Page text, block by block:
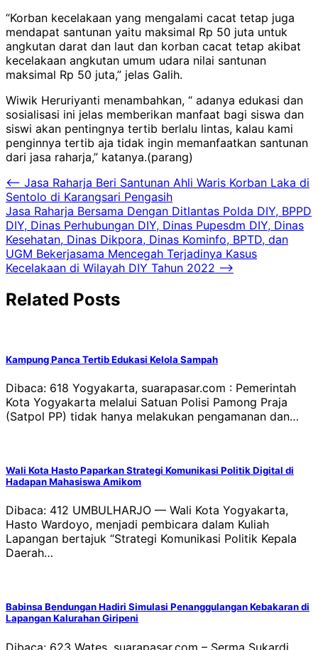
“Korban kecelakaan yang mengalami cacat tetap juga
mendapat santunan yaitu maksimal Rp 50 juta untuk
angkutan darat dan laut dan korban cacat tetap akibat
kecelakaan angkutan umum udara nilai santunan
maksimal Rp 50 juta,” jelas Galih.
Wiwik Heruriyanti menambahkan, “ adanya edukasi dan
sosialisasi ini jelas memberikan manfaat bagi siswa dan
siswi akan pentingnya tertib berlalu lintas, kalau kami
penginnya tertib aja tidak ingin memanfaatkan santunan
dari jasa raharja,” katanya.(parang)
Navigasi
pos
⟵ Jasa Raharja Beri Santunan Ahli Waris Korban Laka di
Sentolo di Karangsari Pengasih
Jasa Raharja Bersama Dengan Ditlantas Polda DIY, BPPD
DIY, Dinas Perhubungan DIY, Dinas Pupesdm DIY, Dinas
Kesehatan, Dinas Dikpora, Dinas Kominfo, BPTD, dan
UGM Bekerjasama Mencegah Terjadinya Kasus
Kecelakaan di Wilayah DIY Tahun 2022 ⟶
Related Posts
Kampung Panca Tertib Edukasi Kelola Sampah
Dibaca: 618 Yogyakarta, suarapasar.com : Pemerintah
Kota Yogyakarta melalui Satuan Polisi Pamong Praja
(Satpol PP) tidak hanya melakukan pengamanan dan…
Wali Kota Hasto Paparkan Strategi Komunikasi Politik Digital di
Hadapan Mahasiswa Amikom
Dibaca: 412 UMBULHARJO — Wali Kota Yogyakarta,
Hasto Wardoyo, menjadi pembicara dalam Kuliah
Lapangan bertajuk “Strategi Komunikasi Politik Kepala
Daerah…
Babinsa Bendungan Hadiri Simulasi Penanggulangan Kebakaran di
Lapangan Kalurahan Giripeni
Dibaca: 623 Wates, suarapasar.com – Serma Sukardi